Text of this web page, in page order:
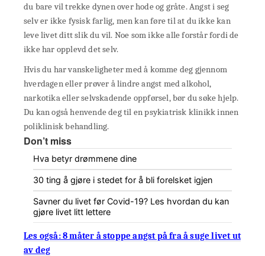
du bare vil trekke dynen over hode og gråte. Angst i seg
selv er ikke fysisk farlig, men kan føre til at du ikke kan
leve livet ditt slik du vil. Noe som ikke alle forstår fordi de
ikke har opplevd det selv.
Hvis du har vanskeligheter med å komme deg gjennom
hverdagen eller prøver å lindre angst med alkohol,
narkotika eller selvskadende oppførsel, bør du søke hjelp.
Du kan også henvende deg til en psykiatrisk klinikk innen
poliklinisk behandling.
Don’t miss
Hva betyr drømmene dine
30 ting å gjøre i stedet for å bli forelsket igjen
Savner du livet før Covid-19? Les hvordan du kan
gjøre livet litt lettere
Les også: 8 måter å stoppe angst på fra å suge livet ut
av deg